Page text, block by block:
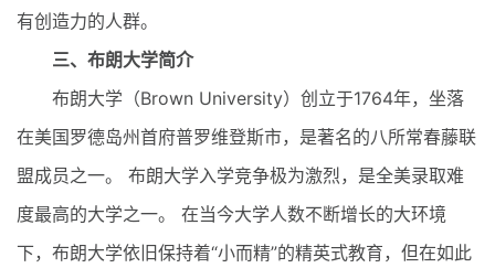
有创造力的人群。
三、布朗大学简介
布朗大学（Brown University）创立于1764年，坐落
在美国罗德岛州首府普罗维登斯市，是著名的八所常春藤联
盟成员之一。 布朗大学入学竞争极为激烈，是全美录取难
度最高的大学之一。 在当今大学人数不断增长的大环境
下，布朗大学依旧保持着“小而精”的精英式教育，但在如此